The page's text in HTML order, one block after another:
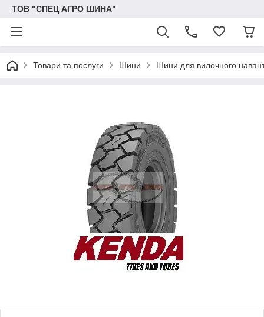
ТОВ "СПЕЦ АГРО ШИНА"
Товари та послуги Шини Шини для вилочного